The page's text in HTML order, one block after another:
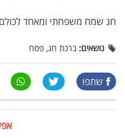
חג שמח משפחתי ומאחד
נושאים: ברכת חג, פסח
שתפו